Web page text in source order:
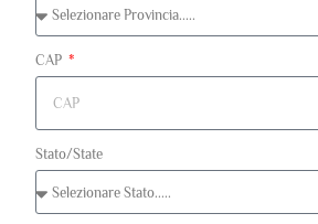
CAP
Stato/State